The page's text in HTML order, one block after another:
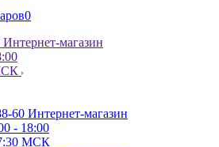
0
Интернет-магазин
60 Интернет-магазин
- 18:00
МСК